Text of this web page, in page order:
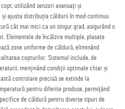
utilizând senzori avansați și
ajusta distribuția căldurii în mod continuu.
cât mai mici ca un singur grad, asigurând o
Elementele de încălzire multiple, plasate
zone uniforme de căldură, eliminând
copturilor. Sistemul include, de
menținând condiții optimale chiar și
controlare precisă se extinde la
pentru diferite produse, permițând
de căldură pentru diverse tipuri de